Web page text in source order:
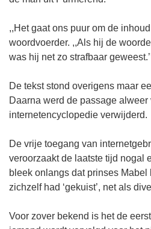
,,Het gaat ons puur om de
woordvoerder. ,,Als hij de
was hij net zo strafbaar
De tekst stond overigens maar
Daarna werd de passage alweer
internetencyclopedie verwijderd.
De vrije toegang van
veroorzaakt de laatste tijd nogal
bleek onlangs dat prinses Mabel
zichzelf had ‘gekuist’, net als
Voor zover bekend is het de